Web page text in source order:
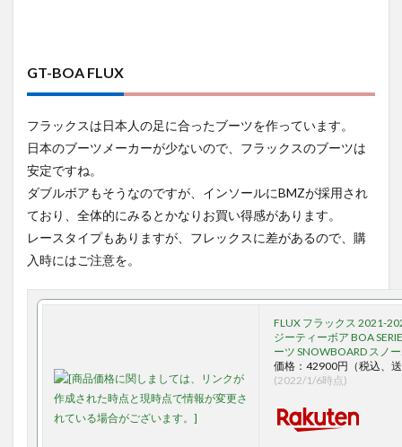
GT-BOA FLUX
フラックスは日本人の足に合ったブーツを作っています。
日本のブーツメーカーが少ないので、フラックスのブーツは
安定ですね。
ダブルボアもそうなのですが、インソールにBMZが採用され
ており、全体的にみるとかなりお買い得感があります。
レースタイプもありますが、フレックスに差があるので、購
入時にはご注意を。
FLUX フラックス 2021-
ジーティーボア BOA
ーツ SNOWBOARD スノ
価格：42900円（税込、
(2022/1/6時点)